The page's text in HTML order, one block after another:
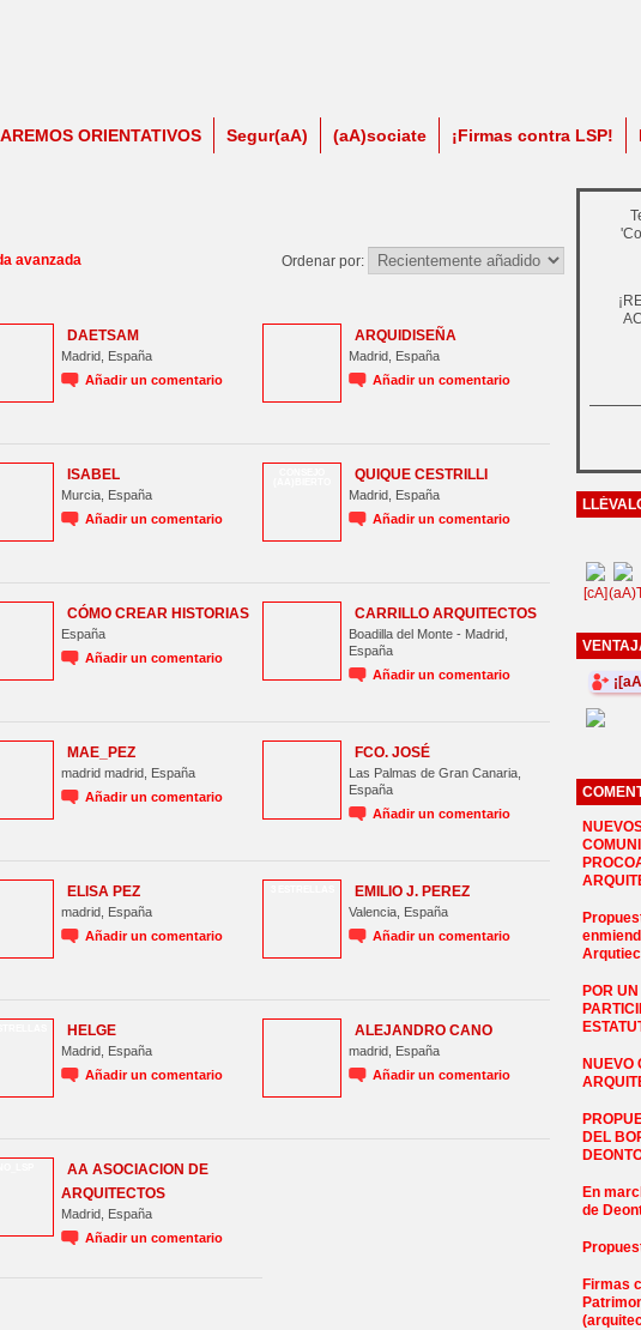
ORIENTATIVOS Segur(aA) (aA)sociate ¡Firmas contra LSP!
avanzada Ordenar por:
DAETSAM
Madrid, España
Añadir un comentario
ARQUIDISEÑA
Madrid, España
Añadir un comentario
ISABEL
Murcia, España
Añadir un comentario
QUIQUE CESTRILLI
Madrid, España
Añadir un comentario
CÓMO CREAR HISTORIAS
España
Añadir un comentario
CARRILLO ARQUITECTOS
Boadilla del Monte - Madrid,
España
Añadir un comentario
MAE_PEZ
madrid madrid, España
Añadir un comentario
FCO. JOSÉ
Las Palmas de Gran Canaria,
España
Añadir un comentario
ELISA PEZ
madrid, España
Añadir un comentario
EMILIO J. PEREZ
Valencia, España
Añadir un comentario
HELGE
Madrid, España
Añadir un comentario
ALEJANDRO CANO
madrid, España
Añadir un comentario
AA ASOCIACION DE
ARQUITECTOS
Madrid, España
Añadir un comentario
[cA](aA)
POR
NUEVO
DEL
En
de
Firmas